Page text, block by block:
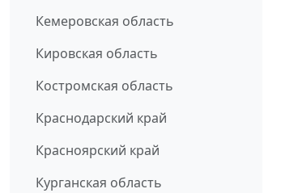
Кемеровская область
Кировская область
Костромская область
Краснодарский край
Красноярский край
Курганская область